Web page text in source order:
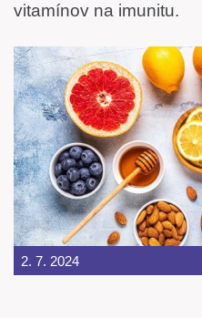
vitamínov na imunitu.
2. 7. 2024